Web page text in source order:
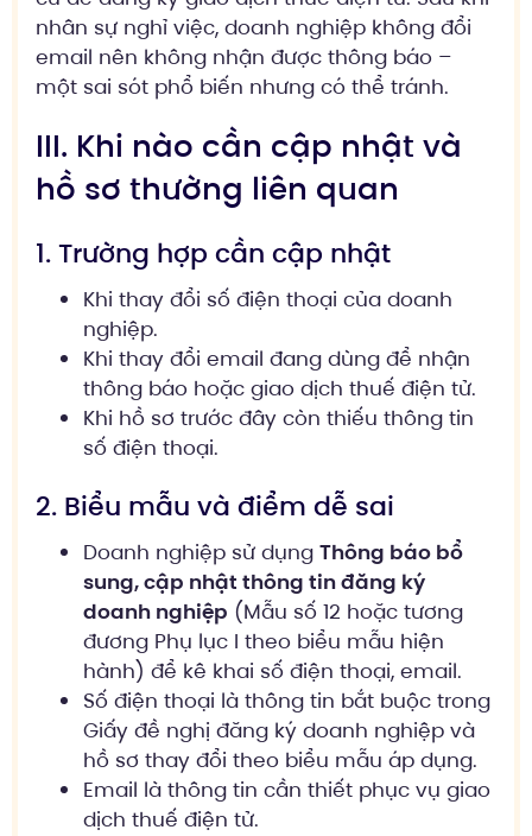
nhân sự nghỉ việc, doanh nghiệp không đổi
email nên không nhận được thông báo –
một sai sót phổ biến nhưng có thể tránh.
III. Khi nào cần cập nhật và
hồ sơ thường liên quan
1. Trường hợp cần cập nhật
Khi thay đổi số điện thoại của doanh
nghiệp.
Khi thay đổi email đang dùng để nhận
thông báo hoặc giao dịch thuế điện tử.
Khi hồ sơ trước đây còn thiếu thông tin
số điện thoại.
2. Biểu mẫu và điểm dễ sai
Doanh nghiệp sử dụng Thông báo bổ
sung, cập nhật thông tin đăng ký
doanh nghiệp (Mẫu số 12 hoặc tương
đương Phụ lục I theo biểu mẫu hiện
hành) để kê khai số điện thoại, email.
Số điện thoại là thông tin bắt buộc trong
Giấy đề nghị đăng ký doanh nghiệp và
hồ sơ thay đổi theo biểu mẫu áp dụng.
Email là thông tin cần thiết phục vụ giao
dịch thuế điện tử.